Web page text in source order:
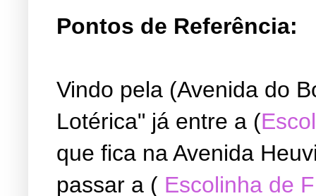
Pontos de Referência:
Vindo pela (Avenida do
Lotérica" já entre a (
que fica na Avenida
passar a ( Escolinha de